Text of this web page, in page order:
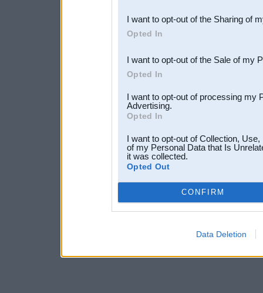
Downstream Participants
third parties.
I want to opt-out of the Sharing of
Opted In
I want to opt-out of the Sale of my
Opted In
I want to opt-out of processing my
Advertising.
Opted In
I want to opt-out of Collection,
of my Personal Data that Is
it was collected.
Opted Out
CONFIRM
Data Deletion